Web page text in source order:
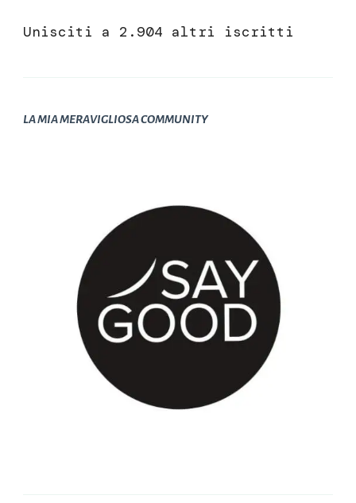
Unisciti a 2.904 altri iscritti
LA MIA MERAVIGLIOSA COMMUNITY